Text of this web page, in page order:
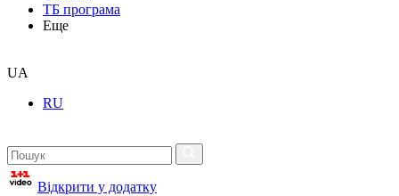
ТБ програма
Еще
UA
RU
Відкрити у додатку